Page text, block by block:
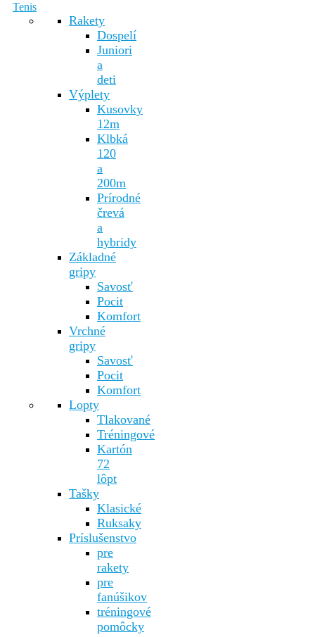
Tenis
Rakety
Dospelí
Juniori
a
deti
Výplety
Kusovky
12m
Klbká
120
a
200m
Prírodné
črevá
a
hybridy
Základné
gripy
Savosť
Pocit
Komfort
Vrchné
gripy
Savosť
Pocit
Komfort
Lopty
Tlakované
Tréningové
Kartón
72
lôpt
Tašky
Klasické
Ruksaky
Príslušenstvo
pre
rakety
pre
fanúšikov
tréningové
pomôcky